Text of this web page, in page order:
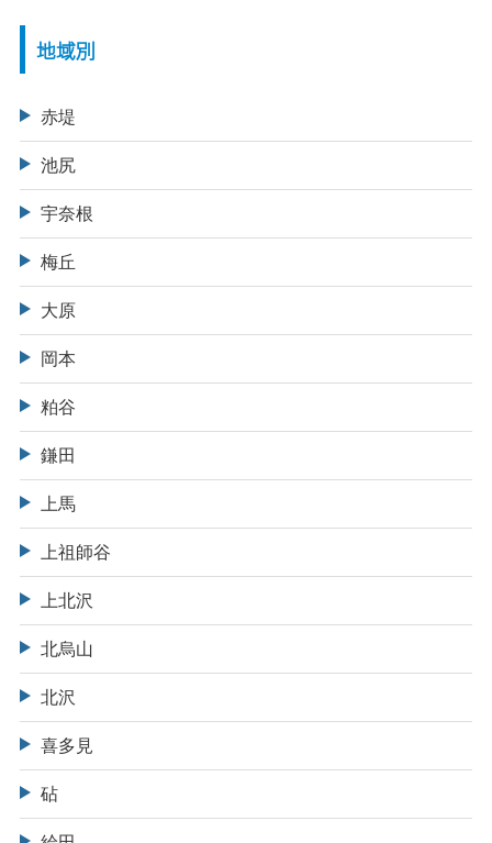
地域別
赤堤
池尻
宇奈根
梅丘
大原
岡本
粕谷
鎌田
上馬
上祖師谷
上北沢
北烏山
北沢
喜多見
砧